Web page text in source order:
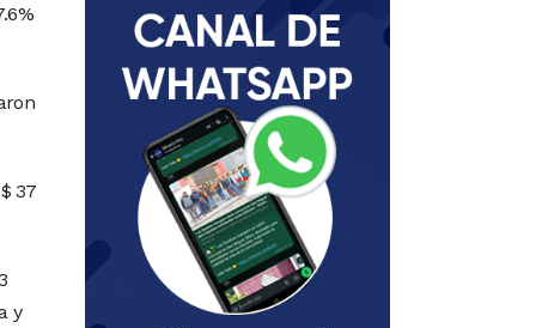
37
y